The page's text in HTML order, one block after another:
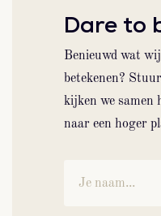
Dare to
Benieuwd wat
betekenen?
kijken we samen
naar een hoger